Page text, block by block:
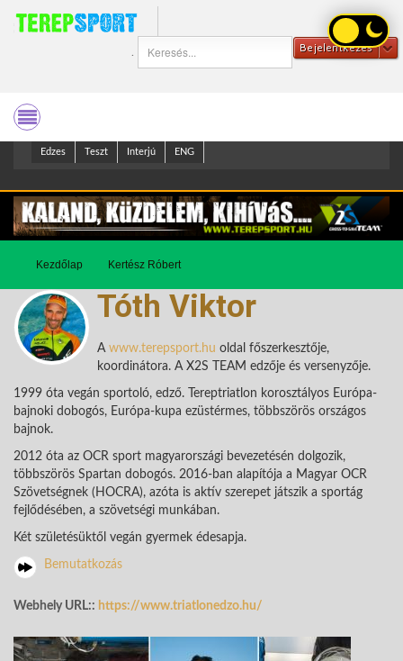
Bejelentkezés
Edzes Teszt Interjú ENG
Kezdőlap Kertész Róbert
Tóth Viktor
A www.terepsport.hu oldal főszerkesztője,
koordinátora. A X2S TEAM edzője és versenyzője.
1999 óta vegán sportoló, edző. Tereptriatlon korosztályos Európa-
bajnoki dobogós, Európa-kupa ezüstérmes, többszörös országos
bajnok.
2012 óta az OCR sport magyarországi bevezetésén dolgozik,
többszörös Spartan dobogós. 2016-ban alapítója a Magyar OCR
Szövetségnek (HOCRA), azóta is aktív szerepet játszik a sportág
fejlődésében, a szövetségi munkában.
Két születésüktől vegán gyermek édesapja.
Bemutatkozás
Webhely URL:: https://www.triatlonedzo.hu/